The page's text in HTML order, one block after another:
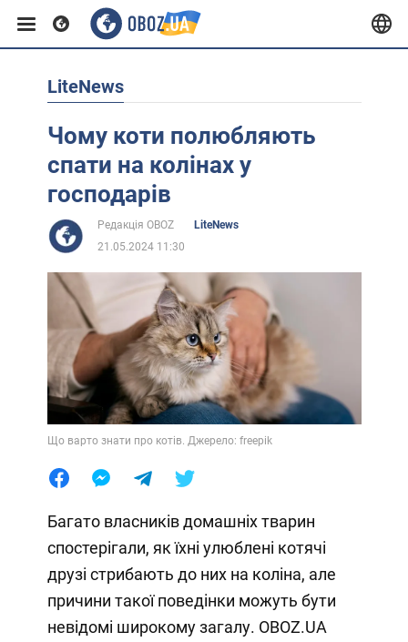
Європа
Африка
Життя
Лайфхаки
LiteNews
Чому коти полюбляють
спати на колінах у
господарів
Редакція OBOZ
LiteNews
21.05.2024 11:30
Що варто знати про котів. Джерело: freepik
Багато власників домашніх тварин
спостерігали, як їхні улюблені котячі
друзі стрибають до них на коліна, але
причини такої поведінки можуть бути
невідомі широкому загалу. OBOZ.UA